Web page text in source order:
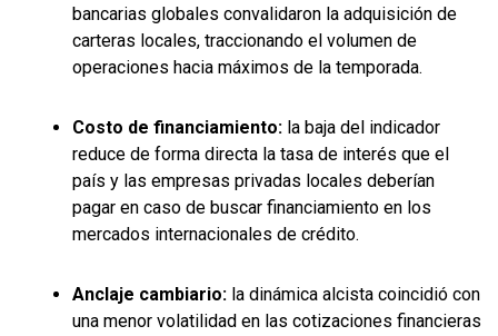
bancarias globales convalidaron la adquisición de
carteras locales, traccionando el volumen de
operaciones hacia máximos de la temporada.
Costo de financiamiento: la baja del indicador
reduce de forma directa la tasa de interés que el
país y las empresas privadas locales deberían
pagar en caso de buscar financiamiento en los
mercados internacionales de crédito.
Anclaje cambiario: la dinámica alcista coincidió con
una menor volatilidad en las cotizaciones financieras